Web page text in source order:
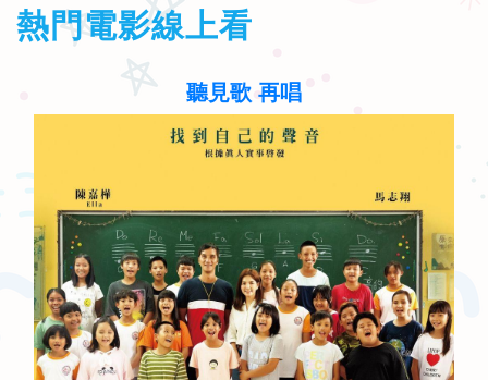
熱門電影線上看
聽見歌 再唱